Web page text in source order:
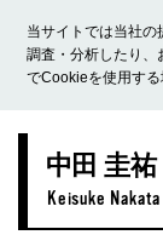
当サイトでは当社の
調査・分析したり、
でCookieを使用する
ホーム モデル
中田 圭祐
Keisuke Nakata